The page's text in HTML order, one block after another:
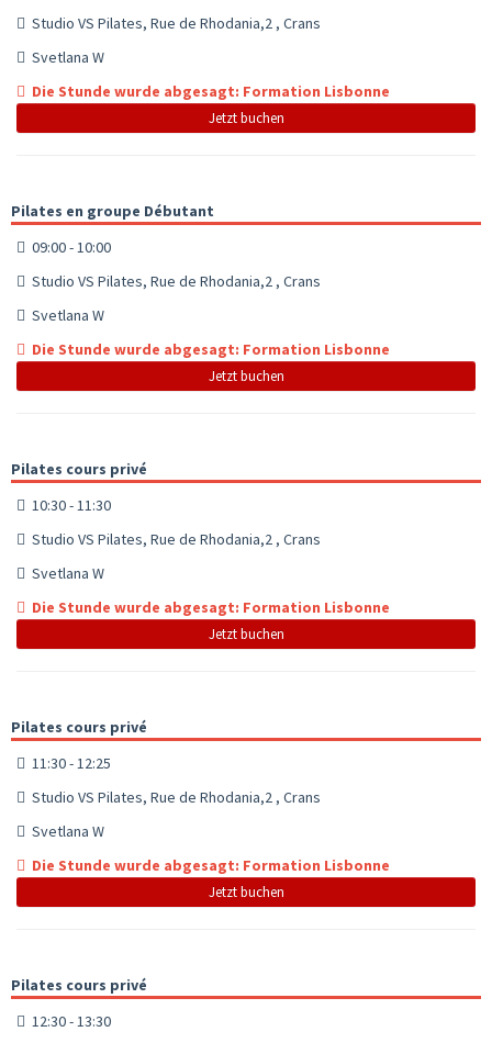
Studio VS Pilates, Rue de Rhodania,2 , Crans
Svetlana W
Die Stunde wurde abgesagt: Formation Lisbonne
Jetzt buchen
Pilates en groupe Débutant
09:00 - 10:00
Studio VS Pilates, Rue de Rhodania,2 , Crans
Svetlana W
Die Stunde wurde abgesagt: Formation Lisbonne
Jetzt buchen
Pilates cours privé
10:30 - 11:30
Studio VS Pilates, Rue de Rhodania,2 , Crans
Svetlana W
Die Stunde wurde abgesagt: Formation Lisbonne
Jetzt buchen
Pilates cours privé
11:30 - 12:25
Studio VS Pilates, Rue de Rhodania,2 , Crans
Svetlana W
Die Stunde wurde abgesagt: Formation Lisbonne
Jetzt buchen
Pilates cours privé
12:30 - 13:30